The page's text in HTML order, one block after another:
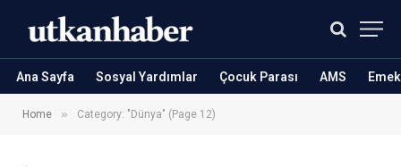
Ana Sayfa Sosyal Yardımlar Çocuk Parası AMS
Home » Category: "Dünya" (Page 12)